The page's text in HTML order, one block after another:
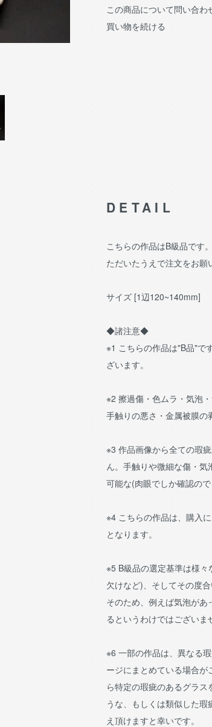
この商品について問い合わ
買い物を続ける
DETAIL
こちらの作品はB級品です
ただいたうえで注文をお願
サイズ [1辺120~140mm]
◆諸注意◆
※1 こちらの作品は"B品"で
ざいます。
※2 擦過傷・色ムラ・気泡
手触りの悪さ・金属被膜の
※3 作品画像から全ての瑕
ん。手触りや微細な傷・
可能な(肉眼でしか確認の
※4 こちらの作品は、購入
となります。
※5 B級品の選定基準は様々
欠けなど)、そしてその度
そのため、例えば気泡が
るというわけではございま
※6 一部の作品は、異なる
ージにまとめている場合
ら特定の瑕疵のあるグラ
うな、もしくは類似した
え頂けますと幸いです。